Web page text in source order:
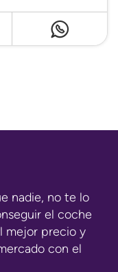
nadie, no te lo
el coche
mejor precio y
con el